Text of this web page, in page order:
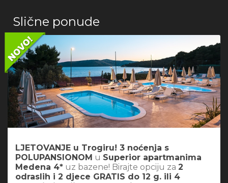
Slične ponude
LJETOVANJE u Trogiru! 3 noćenja s
POLUPANSIONOM u Superior apartmanima
Medena 4* uz bazene! Birajte opciju za 2
odraslih i 2 djece GRATIS do 12 g. ili 4